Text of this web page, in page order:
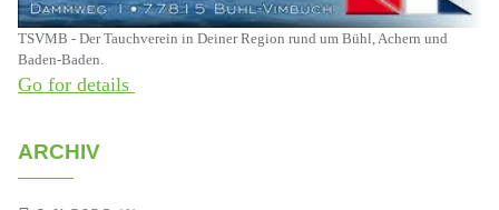
TSVMB - Der Tauchverein in Deiner Region rund um Bühl, Achern und
Baden-Baden.
Go for details
ARCHIV